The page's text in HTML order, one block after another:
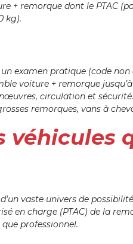
+ remorque dont le PTAC
kg).
un examen pratique (code
voiture + remorque
circulation et sécurité.
remorques, vans à
véhicules
vaste univers de
en charge (PTAC) de la
professionnel.